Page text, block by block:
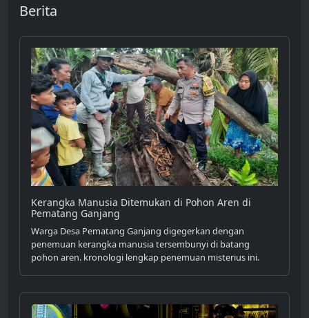
Berita
Kerangka Manusia Ditemukan di Pohon Aren di
Pematang Ganjang
Warga Desa Pematang Ganjang digegerkan dengan
penemuan kerangka manusia tersembunyi di batang
pohon aren. kronologi lengkap penemuan misterius ini.